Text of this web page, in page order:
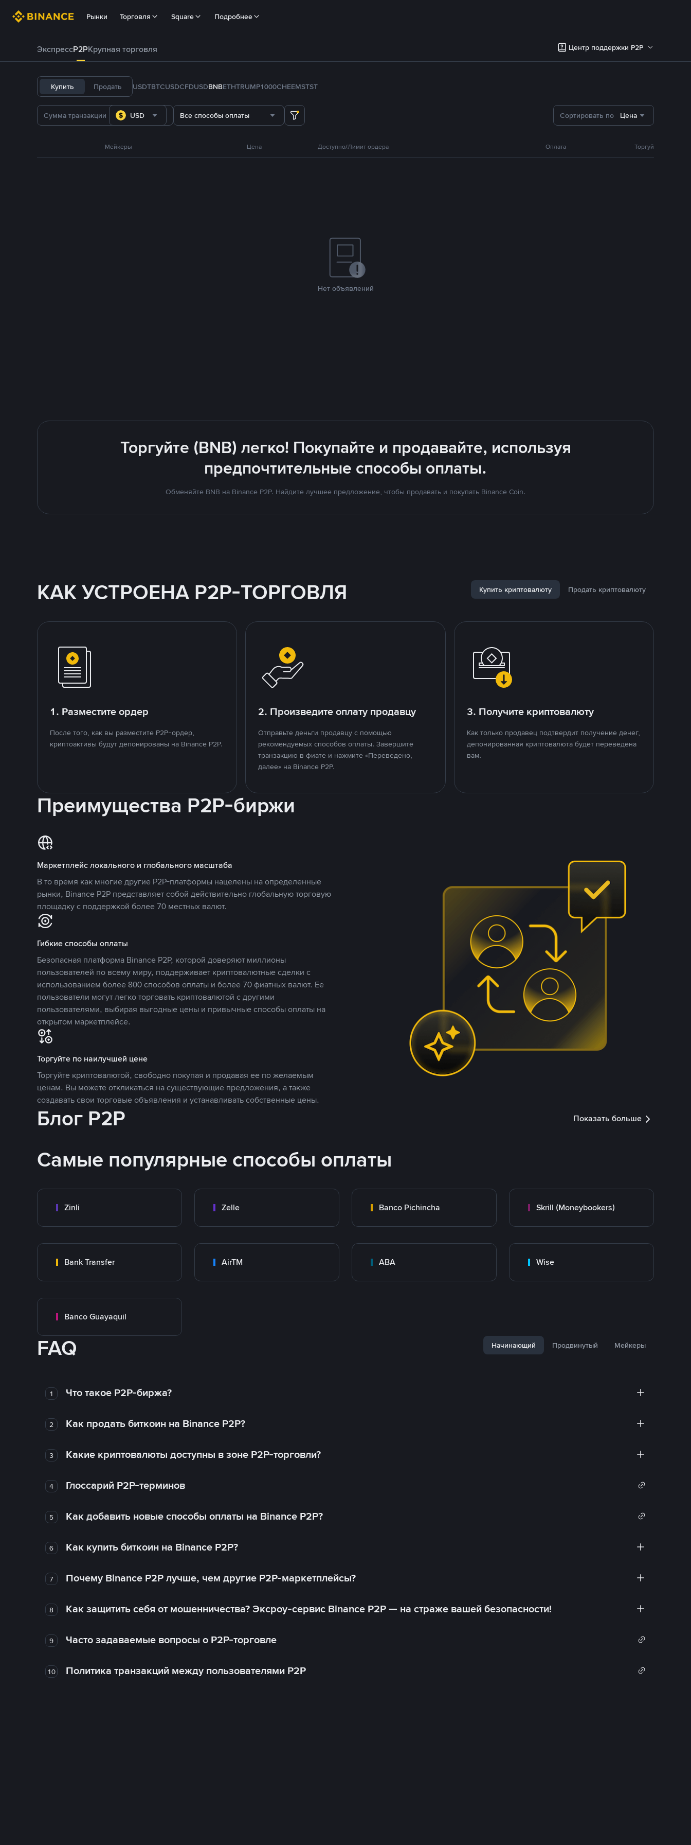
Рынки Торговля Square Подробнее
ЭкспрессP2PКрупная торговля Центр поддержки P2P
Купить Продать USDTBTCUSDCFDUSDBNBETHTRUMP1000CHEEMSTST
USD Все способы оплаты Сортировать по Цена
Мейкеры Цена Доступно/Лимит ордера Оплата Торгуй
Нет объявлений
Торгуйте (BNB) легко! Покупайте и продавайте, используя
предпочтительные способы оплаты.
Обменяйте BNB на Binance P2P. Найдите лучшее предложение, чтобы продавать и покупать Binance Coin.
КАК УСТРОЕНА P2P-ТОРГОВЛЯ Купить криптовалюту Продать криптовалюту
1. Разместите ордер
После того, как вы разместите P2P-ордер,
криптоактивы будут депонированы на Binance P2P.
2. Произведите оплату продавцу
Отправьте деньги продавцу с помощью
рекомендуемых способов оплаты. Завершите
транзакцию в фиате и нажмите «Переведено,
далее» на Binance P2P.
3. Получите криптовалюту
Как только продавец подтвердит получение денег,
депонированная криптовалюта будет переведена
вам.
Преимущества P2P-биржи
Маркетплейс локального и глобального масштаба
В то время как многие другие P2P-платформы нацелены на определенные
рынки, Binance P2P представляет собой действительно глобальную торговую
площадку с поддержкой более 70 местных валют.
Гибкие способы оплаты
Безопасная платформа Binance P2P, которой доверяют миллионы
пользователей по всему миру, поддерживает криптовалютные сделки с
использованием более 800 способов оплаты и более 70 фиатных валют. Ее
пользователи могут легко торговать криптовалютой с другими
пользователями, выбирая выгодные цены и привычные способы оплаты на
открытом маркетплейсе.
Торгуйте по наилучшей цене
Торгуйте криптовалютой, свободно покупая и продавая ее по желаемым
ценам. Вы можете откликаться на существующие предложения, а также
создавать свои торговые объявления и устанавливать собственные цены.
Блог P2P Показать больше
Самые популярные способы оплаты
Zinli Zelle Banco Pichincha Skrill (Moneybookers)
Bank Transfer AirTM ABA Wise
Banco Guayaquil
FAQ Начинающий Продвинутый Мейкеры
1 Что такое P2P-биржа?
2 Как продать биткоин на Binance P2P?
3 Какие криптовалюты доступны в зоне P2P-торговли?
4 Глоссарий P2P-терминов
5 Как добавить новые способы оплаты на Binance P2P?
6 Как купить биткоин на Binance P2P?
7 Почему Binance P2P лучше, чем другие P2P-маркетплейсы?
8 Как защитить себя от мошенничества? Эксроу-сервис Binance P2P — на страже вашей безопасности!
9 Часто задаваемые вопросы о P2P-торговле
10 Политика транзакций между пользователями P2P